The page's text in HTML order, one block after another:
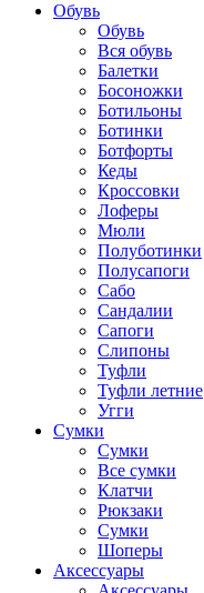
Обувь
Обувь
Вся обувь
Балетки
Босоножки
Ботильоны
Ботинки
Ботфорты
Кеды
Кроссовки
Лоферы
Мюли
Полуботинки
Полусапоги
Сабо
Сандалии
Сапоги
Слипоны
Туфли
Туфли летние
Угги
Сумки
Сумки
Все сумки
Клатчи
Рюкзаки
Сумки
Шоперы
Аксессуары